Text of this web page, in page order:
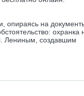
опираясь на
охранка
Лениным, создавшим